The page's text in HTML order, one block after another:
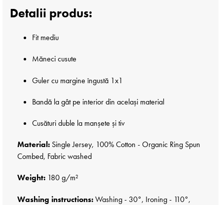
Detalii produs:
Fit mediu
Măneci cusute
Guler cu margine îngustă 1x1
Bandă la gât pe interior din același material
Cusături duble la manșete și tiv
Material: Single Jersey, 100% Cotton - Organic Ring Spun
Combed, Fabric washed
Weight: 180 g/m²
Washing instructions:Washing - 30°, Ironing - 110°,